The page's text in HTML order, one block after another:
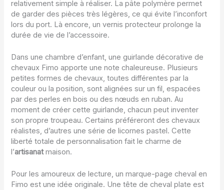
relativement simple à réaliser. La pâte polymère permet
de garder des pièces très légères, ce qui évite l’inconfort
lors du port. Là encore, un vernis protecteur prolonge la
durée de vie de l’accessoire.
Dans une chambre d’enfant, une guirlande décorative de
chevaux Fimo apporte une note chaleureuse. Plusieurs
petites formes de chevaux, toutes différentes par la
couleur ou la position, sont alignées sur un fil, espacées
par des perles en bois ou des nœuds en ruban. Au
moment de créer cette guirlande, chacun peut inventer
son propre troupeau. Certains préféreront des chevaux
réalistes, d’autres une série de licornes pastel. Cette
liberté totale de personnalisation fait le charme de
l’artisanatmaison.
Pour les amoureux de lecture, un marque-page cheval en
Fimo est une idée originale. Une tête de cheval plate est